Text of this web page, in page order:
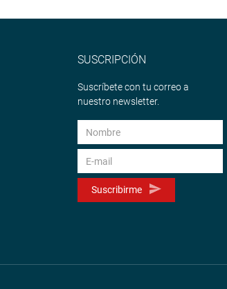
SUSCRIPCIÓN
Suscríbete con tu correo a
nuestro newsletter.
Suscribirme